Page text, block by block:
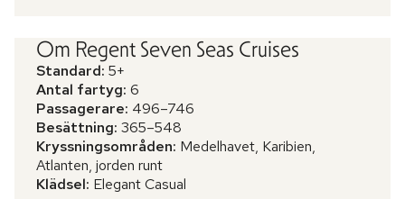
Om Regent Seven Seas Cruises
Standard: 5+
Antal fartyg: 6
Passagerare: 496–746
Besättning: 365–548
Kryssningsområden: Medelhavet, Karibien,
Atlanten, jorden runt
Klädsel: Elegant Casual